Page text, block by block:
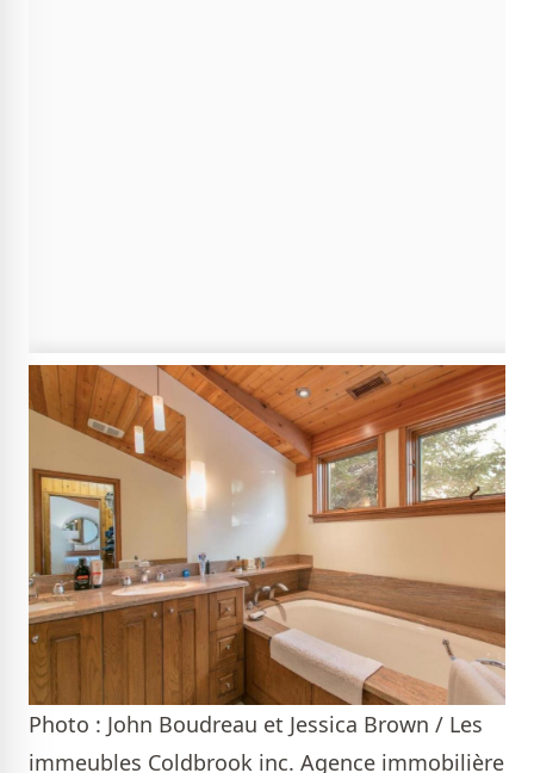
Photo : John Boudreau et Jessica Brown / Les
immeubles Coldbrook inc. Agence immobilière